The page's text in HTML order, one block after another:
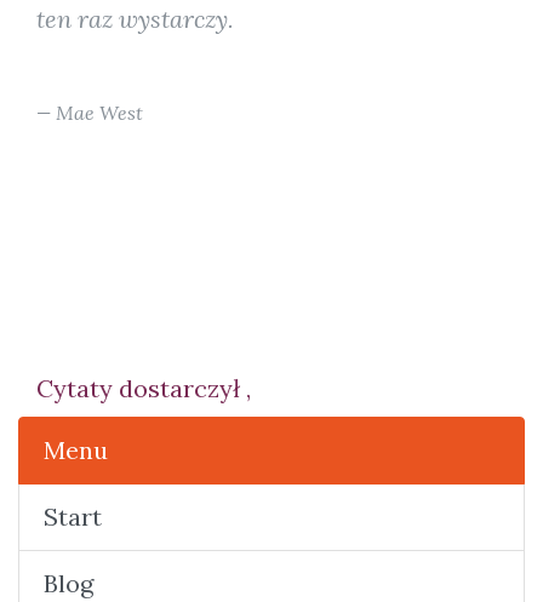
ten raz wystarczy.
Mae West
Cytaty dostarczył ,
Menu
Start
Blog